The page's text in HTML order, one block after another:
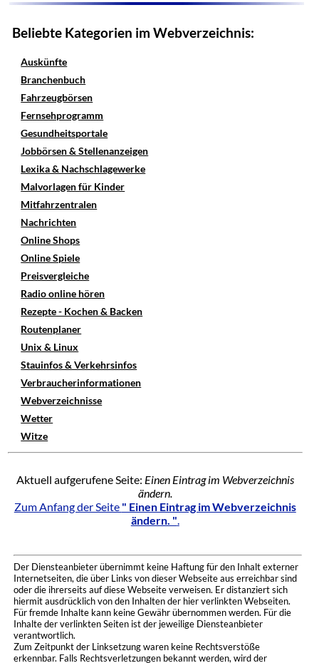
Beliebte Kategorien im Webverzeichnis:
Auskünfte
Branchenbuch
Fahrzeugbörsen
Fernsehprogramm
Gesundheitsportale
Jobbörsen & Stellenanzeigen
Lexika & Nachschlagewerke
Malvorlagen für Kinder
Mitfahrzentralen
Nachrichten
Online Shops
Online Spiele
Preisvergleiche
Radio online hören
Rezepte - Kochen & Backen
Routenplaner
Unix & Linux
Stauinfos & Verkehrsinfos
Verbraucherinformationen
Webverzeichnisse
Wetter
Witze
Aktuell aufgerufene Seite: Einen Eintrag im Webverzeichnis
ändern.
Zum Anfang der Seite " Einen Eintrag im Webverzeichnis
ändern. ".
Der Diensteanbieter übernimmt keine Haftung für den Inhalt externer
Internetseiten, die über Links von dieser Webseite aus erreichbar sind
oder die ihrerseits auf diese Webseite verweisen. Er distanziert sich
hiermit ausdrücklich von den Inhalten der hier verlinkten Webseiten.
Für fremde Inhalte kann keine Gewähr übernommen werden. Für die
Inhalte der verlinkten Seiten ist der jeweilige Diensteanbieter
verantwortlich.
Zum Zeitpunkt der Linksetzung waren keine Rechtsverstöße
erkennbar. Falls Rechtsverletzungen bekannt werden, wird der